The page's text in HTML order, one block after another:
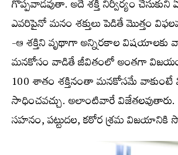
గొప్పవాడవుతా. అదే శక్తి నిర్వీర్యం
ఎవరిపైనో మనం శక్తులు పెడితే మొత్తం
-ఆ శక్తిని వృథాగా అన్నిరకాల
మనకోసం వాడితే జీవితంలో అంతగా
100 శాతం శక్తినంతా మనకోసమే
సాధించవచ్చు. అలాంటివారే విజేతలవుతారు.
సహనం, పట్టుదల, కఠోర శ్రమ